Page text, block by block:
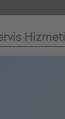
Hizmeti